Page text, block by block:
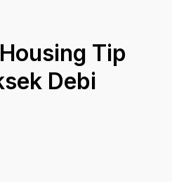
Tip
Debi